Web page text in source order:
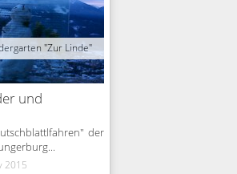
"Zur Linde"
und
der
2015